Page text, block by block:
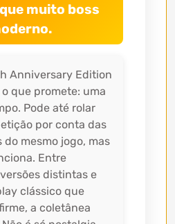
muito boss
Anniversary Edition
que promete: uma
Pode até rolar
por conta das
do mesmo jogo, mas
Entre
distintas e
clássico que
a coletânea